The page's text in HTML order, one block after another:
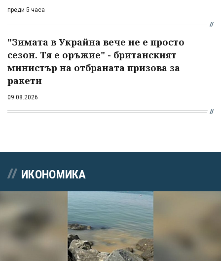
преди 5 часа
"Зимата в Украйна вече не е просто
сезон. Тя е оръжие" - британският
министър на отбраната призова за
ракети
09.08.2026
ИКОНОМИКА